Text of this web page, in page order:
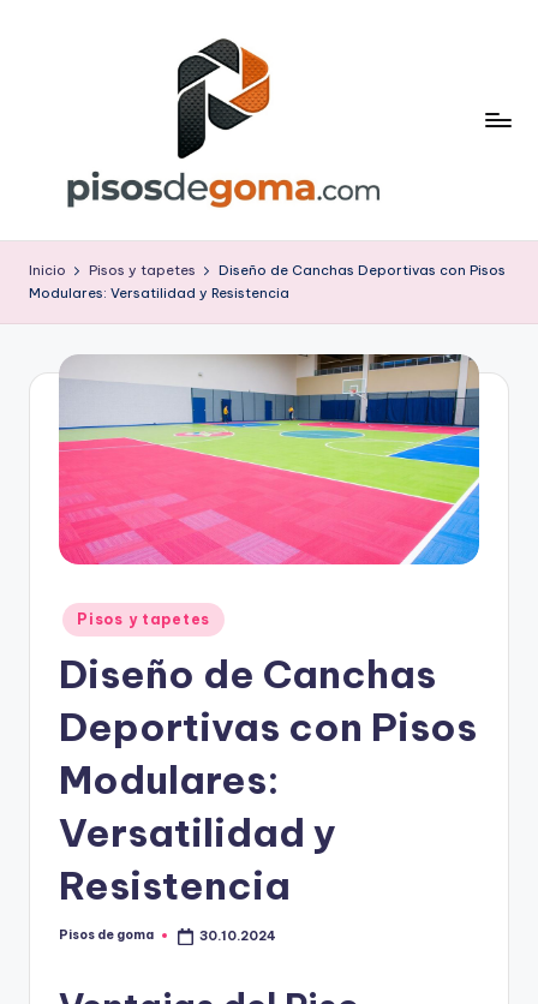
is
o
d
o
m
Inicio Pisos y tapetes
Diseño de Canchas Deportivas con Pisos
Modulares: Versatilidad y Resistencia
Publicado
en
Pisos y tapetes
Diseño de Canchas
Deportivas con Pisos
Modulares:
Versatilidad y
Resistencia
Publicado
Pisos de goma 30.10.2024